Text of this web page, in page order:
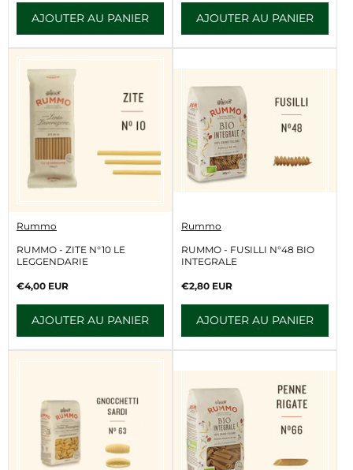
:
AJOUTER AU PANIER
:
AJOUTER AU PANIER
RUMMO - ZITE N°10 LE
LEGGENDARIE
V
n
d
u
:
Rummo
Prix
€4,00 EUR
AJOUTER AU PANIER
RUMMO - FUSILLI N°48 BIO
INTEGRALE
V
n
d
u
:
Rummo
Prix
€2,80 EUR
AJOUTER AU PANIER